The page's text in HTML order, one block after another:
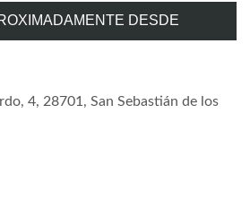
DESDE
4, 28701, San Sebastián de los